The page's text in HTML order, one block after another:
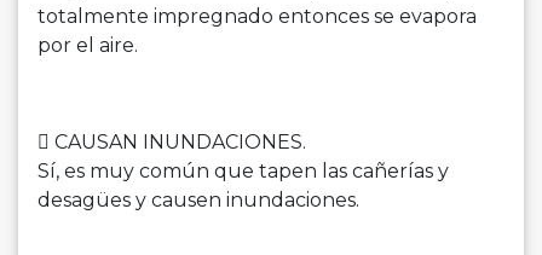
totalmente impregnado entonces se evapora
por el aire.
 CAUSAN INUNDACIONES.
Sí, es muy común que tapen las cañerías y
desagües y causen inundaciones.